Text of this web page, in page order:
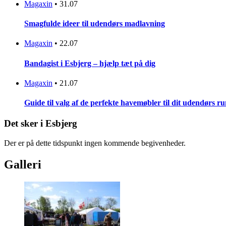
Magaxin • 31.07
Smagfulde ideer til udendørs madlavning
Magaxin • 22.07
Bandagist i Esbjerg – hjælp tæt på dig
Magaxin • 21.07
Guide til valg af de perfekte havemøbler til dit udendørs
Det sker i Esbjerg
Der er på dette tidspunkt ingen kommende begivenheder.
Galleri